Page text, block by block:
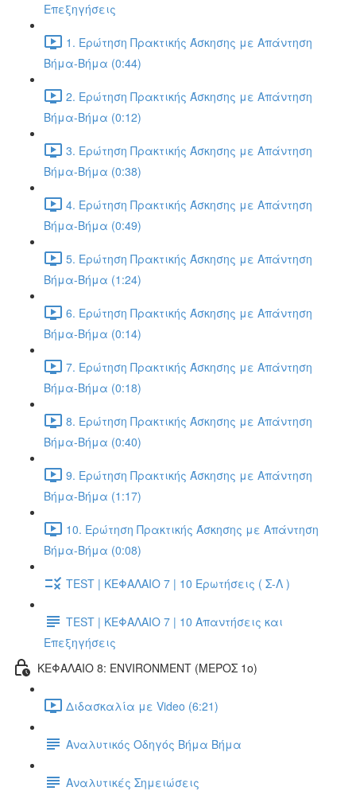
Επεξηγήσεις
1. Ερώτηση Πρακτικής Άσκησης με Απάντηση
Βήμα-Βήμα (0:44)
2. Ερώτηση Πρακτικής Άσκησης με Απάντηση
Βήμα-Βήμα (0:12)
3. Ερώτηση Πρακτικής Άσκησης με Απάντηση
Βήμα-Βήμα (0:38)
4. Ερώτηση Πρακτικής Άσκησης με Απάντηση
Βήμα-Βήμα (0:49)
5. Ερώτηση Πρακτικής Άσκησης με Απάντηση
Βήμα-Βήμα (1:24)
6. Ερώτηση Πρακτικής Άσκησης με Απάντηση
Βήμα-Βήμα (0:14)
7. Ερώτηση Πρακτικής Άσκησης με Απάντηση
Βήμα-Βήμα (0:18)
8. Ερώτηση Πρακτικής Άσκησης με Απάντηση
Βήμα-Βήμα (0:40)
9. Ερώτηση Πρακτικής Άσκησης με Απάντηση
Βήμα-Βήμα (1:17)
10. Ερώτηση Πρακτικής Άσκησης με Απάντηση
Βήμα-Βήμα (0:08)
TEST | ΚΕΦΑΛΑΙΟ 7 | 10 Ερωτήσεις ( Σ-Λ )
TEST | ΚΕΦΑΛΑΙΟ 7 | 10 Απαντήσεις και
Επεξηγήσεις
ΚΕΦΑΛΑΙΟ 8: ENVIRONMENT (ΜΕΡΟΣ 1o)
Διδασκαλία με Video (6:21)
Αναλυτικός Οδηγός Βήμα Βήμα
Αναλυτικές Σημειώσεις